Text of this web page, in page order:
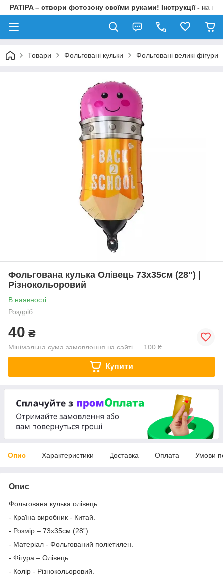
PATIPA – створи фотозону своїми руками! Інструкції - на
Товари Фольговані кульки Фольговані великі фігури
Фольгована кулька Олівець 73х35см (28") |
Різнокольоровий
В наявності
Роздріб
40 ₴
Мінімальна сума замовлення на сайті — 100 ₴
Купити
Опис Характеристики Доставка Оплата Умови
Опис
Фольгована кулька олівець.
- Країна виробник - Китай.
- Розмір – 73х35см (28”).
- Матеріал - Фольгований поліетилен.
- Фігура – Олівець.
- Колір - Різнокольоровий.